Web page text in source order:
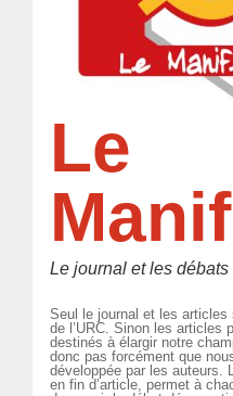
Le
Le journal et les débats
Seul le journal et les articles
de l’URC. Sinon les articles
destinés à élargir notre
donc pas forcément que
développée par les auteurs.
en fin d’article, permet à